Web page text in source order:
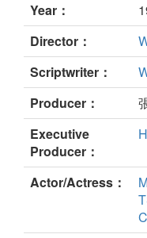
Year：
Director：
Scriptwriter：
Producer：
Executive
Producer：
Actor/Actress：